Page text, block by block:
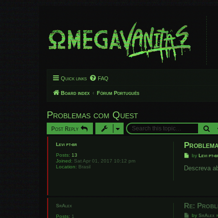
Quick links FAQ
Board index Fórum Português
Problemas com Quest
Post Reply
Levi pt-br
Posts: 13
Joined: Sat Apr 01, 2017 10:12 pm
Location: Brasil
P
s
byLevi pt-
Descreva
SrAlex
Posts: 1
Re:
PbySrAlex